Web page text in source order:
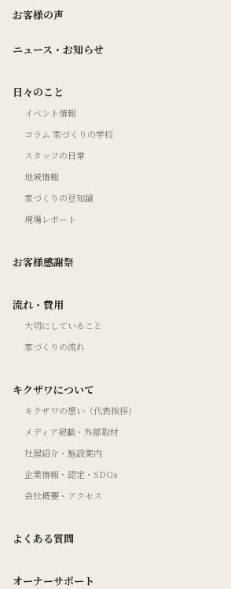
お客様の声
ニュース・お知らせ
日々のこと
イベント情報
コラム 家づくりの学校
スタッフの日常
地域情報
家づくりの豆知識
現場レポート
お客様感謝祭
流れ・費用
大切にしていること
家づくりの流れ
キクザワについて
キクザワの想い（代表挨拶）
メディア掲載・外部取材
社屋紹介・施設案内
企業情報・認定・SDGs
会社概要・アクセス
よくある質問
オーナーサポート